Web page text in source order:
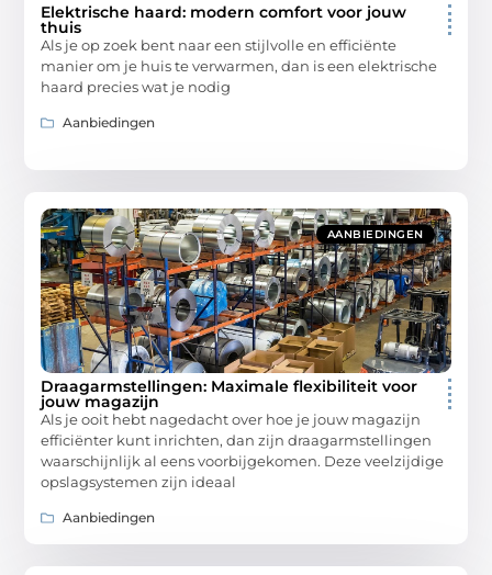
Elektrische haard: modern comfort voor jouw
thuis
Als je op zoek bent naar een stijlvolle en efficiënte
manier om je huis te verwarmen, dan is een elektrische
haard precies wat je nodig
Aanbiedingen
AANBIEDINGEN
Draagarmstellingen: Maximale flexibiliteit voor
jouw magazijn
Als je ooit hebt nagedacht over hoe je jouw magazijn
efficiënter kunt inrichten, dan zijn draagarmstellingen
waarschijnlijk al eens voorbijgekomen. Deze veelzijdige
opslagsystemen zijn ideaal
Aanbiedingen